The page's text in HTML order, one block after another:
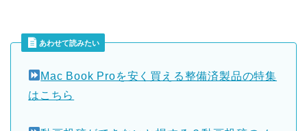
あわせて読みたい
Mac Book Proを安く買える整備済製品の特集
はこちら